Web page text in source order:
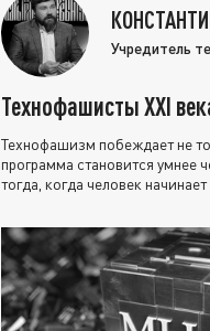
Учредитель
Технофашисты XXI
Технофашизм побеждает не
программа становится умнее
тогда, когда человек